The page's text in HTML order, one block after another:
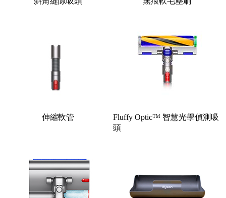
伸縮軟管
Fluffy Optic™ 智慧光學偵測吸
頭